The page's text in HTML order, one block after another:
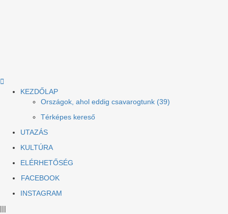
KEZDŐLAP
Országok, ahol eddig csavarogtunk (39)
Térképes kereső
UTAZÁS
KULTÚRA
ELÉRHETŐSÉG
FACEBOOK
INSTAGRAM
|||